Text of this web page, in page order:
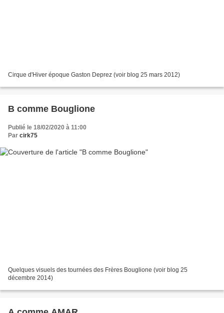
Cirque d'Hiver époque Gaston Deprez (voir blog 25 mars 2012)
B comme Bouglione
Publié le 18/02/2020 à 11:00
Par cirk75
Quelques visuels des tournées des Frères Bouglione (voir blog 25
décembre 2014)